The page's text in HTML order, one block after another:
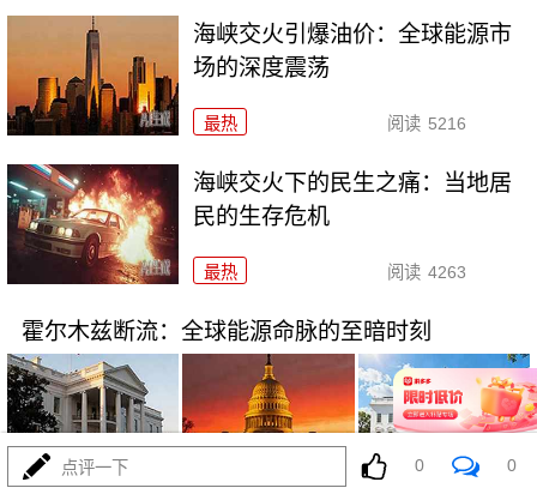
海峡交火引爆油价：全球能源市
场的深度震荡
最热 阅读 5216
海峡交火下的民生之痛：当地居
民的生存危机
最热 阅读 4263
霍尔木兹断流：全球能源命脉的至暗时刻
点评一下 0 0